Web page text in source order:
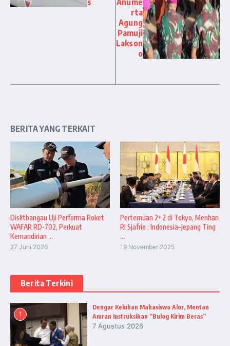
rta
Agung
Pamuji
Lakson
o
BERITA YANG TERKAIT
Dislitbangau Uji Performa Roket
WAFAR RD-702, Perkuat
Kemandirian ...
27 Juni 2026
Pertemuan 2+2 di Tokyo, Menhan
RI Sjafrie : Indonesia–Jepang Ting
...
19 November 2025
Berita Terkini
1
Dengar Keluhan Mahasiswa Alor, Mentan
Amran Instruksikan “Bulog Kirim Beras”
7 Agustus 2026